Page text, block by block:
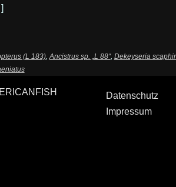
(L 183),Ancistrus sp. „L 88“, Dekeyseria
Datenschutz
Impressum